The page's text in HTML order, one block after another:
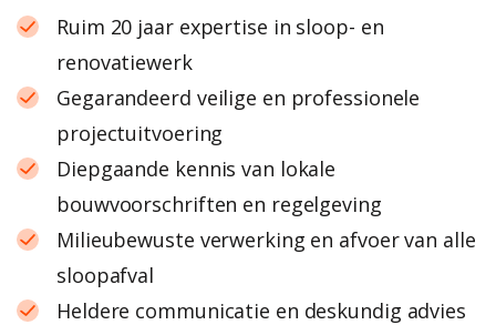
Ruim 20 jaar expertise in sloop- en
renovatiewerk
Gegarandeerd veilige en professionele
projectuitvoering
Diepgaande kennis van lokale
bouwvoorschriften en regelgeving
Milieubewuste verwerking en afvoer van alle
sloopafval
Heldere communicatie en deskundig advies